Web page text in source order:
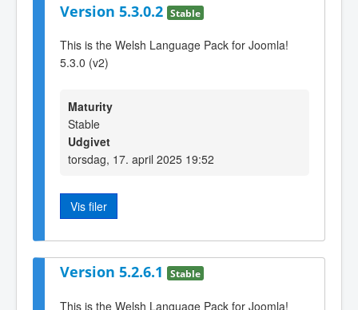
Version 5.3.0.2 Stable
This is the Welsh Language Pack for Joomla!
5.3.0 (v2)
Maturity
Stable
Udgivet
torsdag, 17. april 2025 19:52
Vis filer
Version 5.2.6.1 Stable
This is the Welsh Language Pack for Joomla!